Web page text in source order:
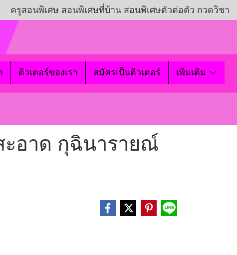
ครูสอนพิเศษ สอนพิเศษที่บ้าน สอนพิเศษตัวต่อตัว กวดวิชา
ติวเตอร์ของเรา สมัครเป็นติวเตอร์ เพิ่มเติม
อาด กุฉินารายณ์